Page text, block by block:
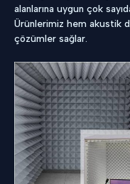
alanlarına uygun çok
Ürünlerimiz hem akustik
çözümler sağlar.